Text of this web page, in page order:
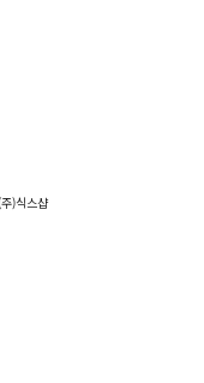
)식스샵